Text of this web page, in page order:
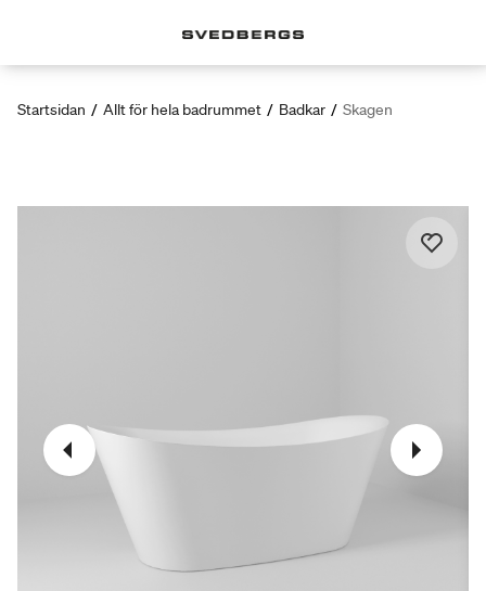
Startsidan / Allt för hela badrummet / Badkar / Skagen